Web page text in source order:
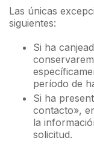
Las únicas
siguientes:
Si ha
período de
Si ha
contacto»,
la
solicitud.